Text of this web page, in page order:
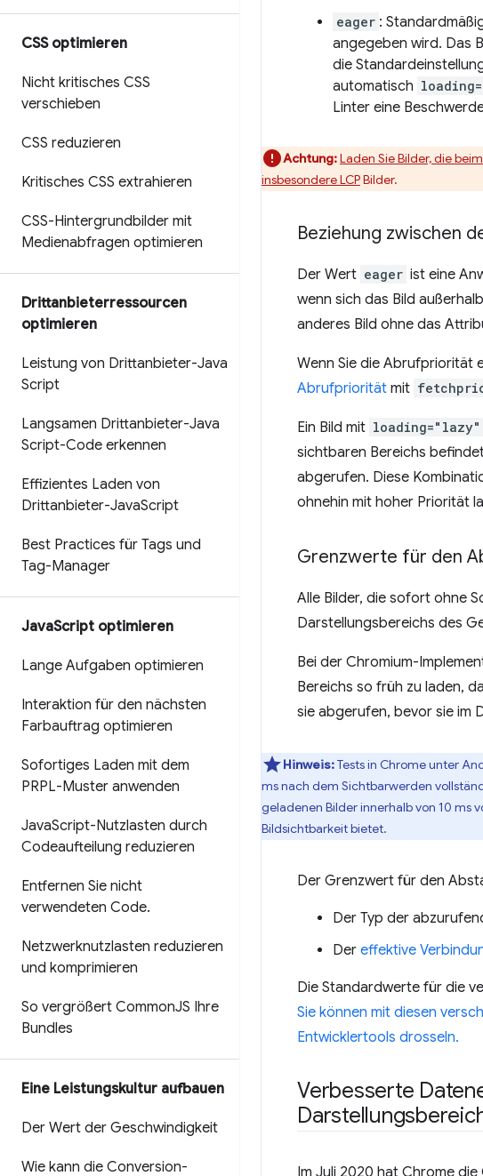
CSS optimieren
Nicht kritisches CSS
verschieben
CSS reduzieren
Kritisches CSS extrahieren
CSS-Hintergrundbilder mit
Medienabfragen optimieren
Drittanbieterressourcen
optimieren
Leistung von Drittanbieter-Java
Script
Langsamen Drittanbieter-Java
Script-Code erkennen
Effizientes Laden von
Drittanbieter-JavaScript
Best Practices für Tags und
Tag-Manager
JavaScript optimieren
Lange Aufgaben optimieren
Interaktion für den nächsten
Farbauftrag optimieren
Sofortiges Laden mit dem
PRPL-Muster anwenden
JavaScript-Nutzlasten durch
Codeaufteilung reduzieren
Entfernen Sie nicht
verwendeten Code.
Netzwerknutzlasten reduzieren
und komprimieren
So vergrößert CommonJS Ihre
Bundles
Eine Leistungskultur aufbauen
Der Wert der Geschwindigkeit
Wie kann die Conversion-
eager :
angegeben wird. Das
die
automatisch
Linter eine
Achtung:Laden Sie Bilder, die
insbesondereLCPBilder.
Beziehung zwischen
Der Wert eager ist eine
wenn sich das Bild
anderes Bild ohne das
Wenn Sie die Abrufpriorität
Abrufpriorität mit
Ein Bild mit loading="lazy"
sichtbaren Bereichs
abgerufen. Diese
ohnehin mit hoher Priorität
Grenzwerte für den
Alle Bilder, die sofort ohne
Darstellungsbereichs des
Bei der Chromium-
Bereichs so früh zu laden,
sie abgerufen, bevor sie im
Hinweis:Tests in Chrome unter
ms nach dem Sichtbarwerden
geladenen Bilder innerhalb von 10 ms
Bildsichtbarkeit bietet.
Der Grenzwert für den
Der Typ der
Der effektive
Die Standardwerte für die
Sie können mit diesen
Entwicklertools drosseln.
Verbesserte
Im Juli 2020 hat Chrome